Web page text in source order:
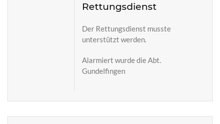
Rettungsdienst
Der Rettungsdienst musste
unterstützt werden.
Alarmiert wurde die Abt.
Gundelfingen